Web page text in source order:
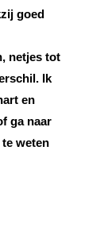
goed
, netjes tot
Ik
en
ga naar
weten